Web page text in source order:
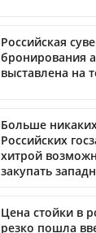
Российская
бронирования
выставлена на
Больше
Российских
хитрой
закупать
Цена стойки в
резко пошла